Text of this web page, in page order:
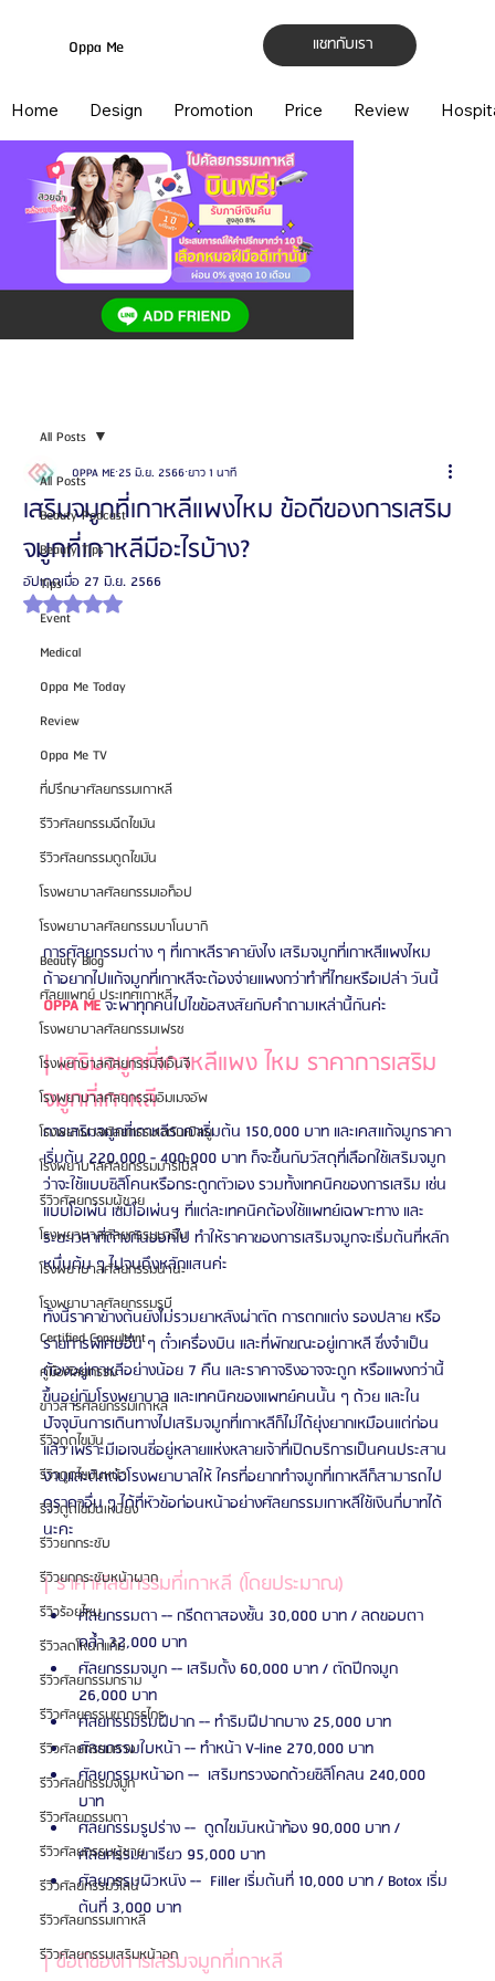
แชทกับเรา
Oppa Me
Home Design Promotion Price Review
All Posts
Beauty Podcast
Beauty Tips
Tips
Event
Medical
Oppa Me Today
Review
Oppa Me TV
ที่ปรึกษาศัลยกรรมเกาหลี
รีวิวศัลยกรรมฉีดไขมัน
รีวิวศัลยกรรมดูดไขมัน
โรงพยาบาลศัลยกรรมเอท็อป
โรงพยาบาลศัลยกรรมบาโนบากิ
Beauty Blog
ศัลยแพทย์ ประเทศเกาหลี
โรงพยาบาลศัลยกรรมเฟรช
โรงพยาบาลศัลยกรรมจีเอ็นจี
โรงพยาบาลศัลยกรรมอิมเมจอัพ
โรงพยาบาลศัลยกรรมเจดับเบิลยู
โรงพยาบาลศัลยกรรมมาร์เบิ้ล
รีวิวศัลยกรรมผู้ชาย
โรงพยาบาลศัลยกรรมมาอิน
โรงพยาบาลศัลยกรรมนานะ
โรงพยาบาลศัลยกรรมรูบี
Certified Consultant
คู่มือศัลยกรรม
ข่าวสารศัลยกรรมเกาหลี
รีวิวดูดไขมัน
รีวิวดูดไขมันหน้า
รีวิวดูดไขมันเหนียง
รีวิวยกกระชับ
รีวิวยกกระชับหน้าผาก
รีวิวร้อยไหม
รีวิวลดโหนกแก้ม
รีวิวศัลยกรรมกราม
รีวิวศัลยกรรมขากรรไกร
รีวิวศัลยกรรมคาง
รีวิวศัลยกรรมจมูก
รีวิวศัลยกรรมตา
รีวิวศัลยกรรมผู้ชาย
รีวิวศัลยกรรมวีไลน์
รีวิวศัลยกรรมเกาหลี
รีวิวศัลยกรรมเสริมหน้าอก
All Posts
เสริมจมูกที่เกาหลีแพงไหม ข้อดีของการเสริม
จมูกที่เกาหลีมีอะไรบ้าง?
OPPA ME25 มิ.ย. 2566ยาว 1 นาที
อัปเดตเมื่อ 27 มิ.ย. 2566
ได้รับ NaN เต็ม 5 ดาว
การศัลยกรรมต่าง ๆ ที่เกาหลีราคายังไง เสริมจมูกที่เกาหลีแพงไหม
ถ้าอยากไปแก้จมูกที่เกาหลีจะต้องจ่ายแพงกว่าทำที่ไทยหรือเปล่า วันนี้
OPPA ME จะพาทุกคนไปไขข้อสงสัยกับคำถามเหล่านี้กันค่ะ
| เสริมจมูกที่เกาหลีแพง ไหม ราคาการเสริม
จมูกที่เกาหลี
การเสริมจมูกที่เกาหลีราคาเริ่มต้น 150,000 บาท และเคสแก้จมูกราคา
เริ่มต้น 220,000 - 400,000 บาท ก็จะขึ้นกับวัสดุที่เลือกใช้เสริมจมูก
ว่าจะใช้แบบซิลิโคนหรือกระดูกตัวเอง รวมทั้งเทคนิคของการเสริม เช่น
แบบโอเพ่น เซมิโอเพ่นฯ ที่แต่ละเทคนิคต้องใช้แพทย์เฉพาะทาง และ
ระยะเวลาที่ต่างกันออกไป ทำให้ราคาของการเสริมจมูกจะเริ่มต้นที่หลัก
หมื่นต้น ๆ ไปจนถึงหลักแสนค่ะ
ทั้งนี้ราคาข้างต้นยังไม่รวมยาหลังผ่าตัด การตกแต่ง รองปลาย หรือ
รายการพิเศษอื่น ๆ ตั๋วเครื่องบิน และที่พักขณะอยู่เกาหลี ซึ่งจำเป็น
ต้องอยู่เกาหลีอย่างน้อย 7 คืน และราคาจริงอาจจะถูก หรือแพงกว่านี้
ขึ้นอยู่กับโรงพยาบาล และเทคนิคของแพทย์คนนั้น ๆ ด้วย และใน
ปัจจุบันการเดินทางไปเสริมจมูกที่เกาหลีก็ไม่ได้ยุ่งยากเหมือนแต่ก่อน
แล้ว เพราะมีเอเจนซี่อยู่หลายแห่งหลายเจ้าที่เปิดบริการเป็นคนประสาน
งานและติดต่อโรงพยาบาลให้ ใครที่อยากทำจมูกที่เกาหลีก็สามารถไป
ดูราคาอื่น ๆ ได้ที่หัวข้อก่อนหน้าอย่างศัลยกรรมเกาหลีใช้เงินกี่บาทได้
นะคะ
| ราคาศัลยกรรมที่เกาหลี (โดยประมาณ)
ศัลยกรรมตา -- กรีดตาสองชั้น 30,000 บาท / ลดขอบตา
คล้ำ 32,000 บาท
ศัลยกรรมจมูก -- เสริมดั้ง 60,000 บาท / ตัดปีกจมูก
26,000 บาท
ศัลยกรรมริมฝีปาก -- ทำริมฝีปากบาง 25,000 บาท
ศัลยกรรมใบหน้า -- ทำหน้า V-line 270,000 บาท
ศัลยกรรมหน้าอก --  เสริมทรวงอกด้วยซิลิโคลน 240,000
บาท
ศัลยกรรมรูปร่าง --  ดูดไขมันหน้าท้อง 90,000 บาท /
ศัลยกรรมขาเรียว 95,000 บาท
ศัลยกรรมผิวหนัง --  Filler เริ่มต้นที่ 10,000 บาท / Botox เริ่ม
ต้นที่ 3,000 บาท
| ข้อดีของการเสริมจมูกที่เกาหลี